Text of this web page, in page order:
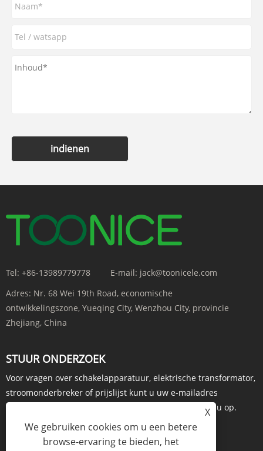
indienen
Tel: +86-13989779778 E-mail: jack@toonicele.com
Adres: Nr. 68 Wei 19th Road, economische
ontwikkelingszone, Yueqing City, Wenzhou City, provincie
Zhejiang, China
STUUR ONDERZOEK
Voor vragen over schakelapparatuur, elektrische transformator,
stroomonderbreker of prijslijst kunt u uw e-mailadres
achterlaten en wij nemen binnen 24 uur contact met u op.
ONDERZOEK NU
X
We gebruiken cookies om u een betere
browse-ervaring te bieden, het